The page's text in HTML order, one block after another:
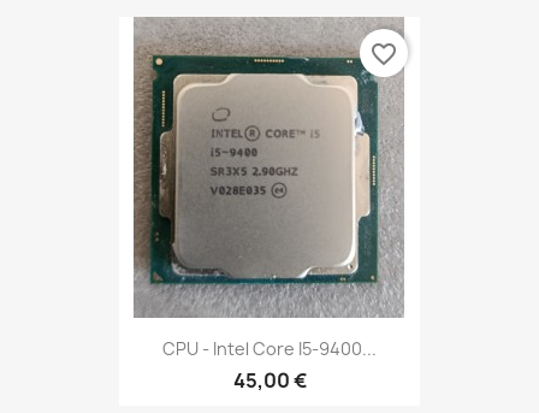
CPU - Intel Core I5-9400...
45,00 €
favorite_border